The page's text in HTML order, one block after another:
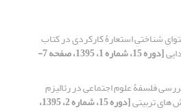
شناختیِ استعارۀ کارکردی در کتاب
[دوره 15، شماره 1، 1395، صفحه 7-
فلسفۀ علوم اجتماعی در رئالیزم
های تربیتی [دوره 15، شماره 2، 1395،